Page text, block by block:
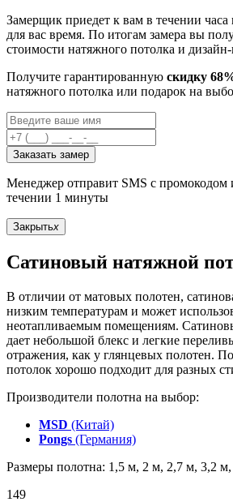
Замерщик приедет к вам в течении
для вас время. По итогам замера вы
стоимости натяжного потолка и дизайн-
Получите гарантированную скидку
натяжного потолка или подарок на
Заказать замер
Менеджер отправит SMS с промокодом
течении 1 минуты
Закрытьx
Сатиновый натяжной
В отличии от матовых полотен,
низким температурам и может
неотапливаемым помещениям.
дает небольшой блекс и легкие
отражения, как у глянцевых полотен.
потолок хорошо подходит для разных
Производители полотна на выбор:
MSD (Китай)
Pongs (Германия)
Размеры полотна: 1,5 м, 2 м, 2,7 м, 3,2
149